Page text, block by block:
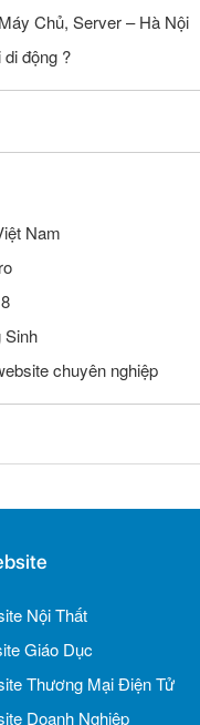
Tuyển Nhân Viên Seo Website Lĩnh Vực Máy Chủ, Server – Hà Nội
động ?
Nam
Sinh
chuyên nghiệp
Nội Thất
Giáo Dục
Thương Mại Điện Tử
Doanh Nghiệp